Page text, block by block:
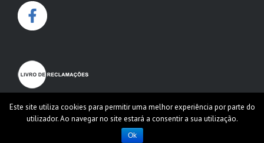
© 2026Dieta Biotrês
Este site utiliza cookies para permitir uma melhor experiência por parte do
utilizador. Ao navegar no site estará a consentir a sua utilização.
Ok